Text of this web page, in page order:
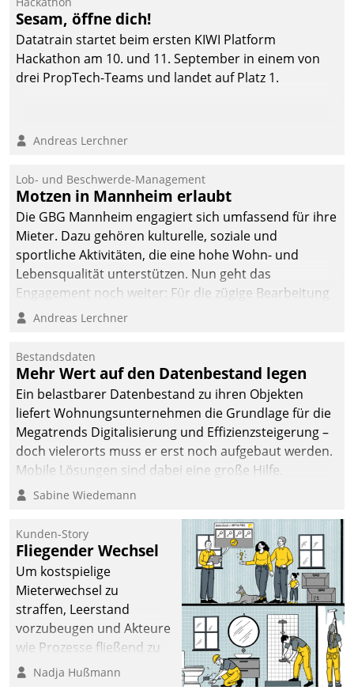
Sesam, öffne dich!
Datatrain startet beim ersten KIWI Platform
Hackathon am 10. und 11. September in einem von
drei PropTech-Teams und landet auf Platz 1.
Andreas Lerchner
Lob- und Beschwerde-Management
Motzen in Mannheim erlaubt
Die GBG Mannheim engagiert sich umfassend für ihre
Mieter. Dazu gehören kulturelle, soziale und
sportliche Aktivitäten, die eine hohe Wohn- und
Lebensqualität unterstützen. Nun geht das
Engagement noch weiter: Für die zügige Bearbeitung
von Beschwerden – oder Lob – richtet das
und Beschwerde-Management einen eigenen Kanal
ein.
Andreas Lerchner
Bestandsdaten
Mehr Wert auf den Datenbestand legen
Ein belastbarer Datenbestand zu ihren Objekten
liefert Wohnungsunternehmen die Grundlage für die
Megatrends Digitalisierung und Effizienzsteigerung –
doch vielerorts muss er erst noch aufgebaut werden.
Mobile Lösungen sind dabei eine große Hilfe.
Sabine Wiedemann
Kunden-Story
Fliegender Wechsel
Um kostspielige
Mieterwechsel zu
straffen, Leerstand
vorzubeugen und Akteure
wie Prozesse fließend zu
vernetzen, nutzt die
Nadja Hußmann